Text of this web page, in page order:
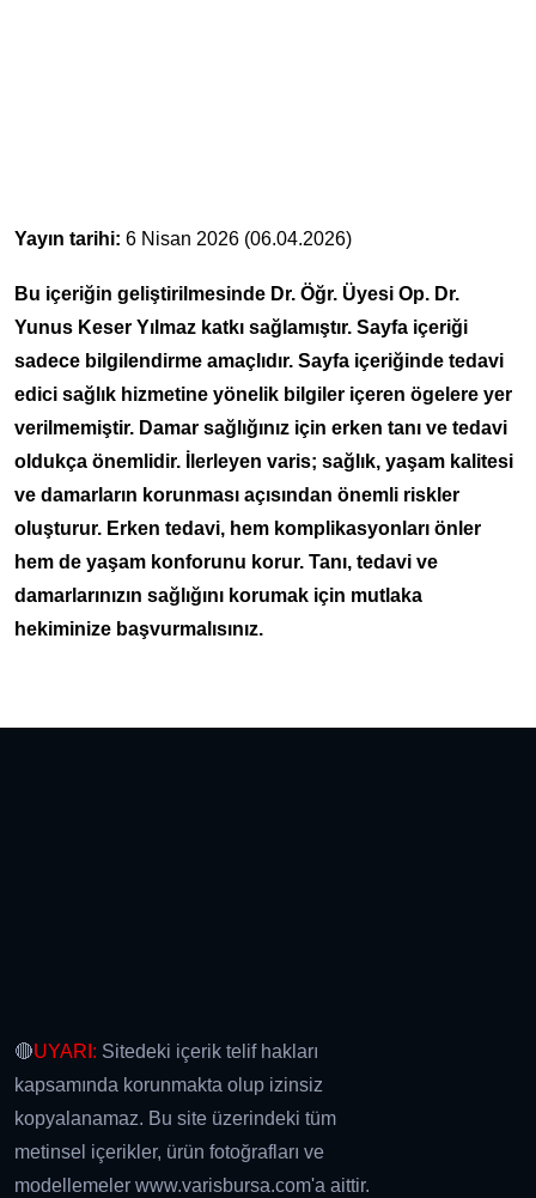
Yayın tarihi: 6 Nisan 2026 (06.04.2026)
Bu içeriğin geliştirilmesinde Dr. Öğr. Üyesi Op. Dr.
Yunus Keser Yılmaz katkı sağlamıştır. Sayfa içeriği
sadece bilgilendirme amaçlıdır. Sayfa içeriğinde tedavi
edici sağlık hizmetine yönelik bilgiler içeren ögelere yer
verilmemiştir. Damar sağlığınız için erken tanı ve tedavi
oldukça önemlidir. İlerleyen varis; sağlık, yaşam kalitesi
ve damarların korunması açısından önemli riskler
oluşturur. Erken tedavi, hem komplikasyonları önler
hem de yaşam konforunu korur. Tanı, tedavi ve
damarlarınızın sağlığını korumak için mutlaka
hekiminize başvurmalısınız.
🔴UYARI: Sitedeki içerik telif hakları
kapsamında korunmakta olup izinsiz
kopyalanamaz. Bu site üzerindeki tüm
metinsel içerikler, ürün fotoğrafları ve
modellemeler www.varisbursa.com'a aittir.